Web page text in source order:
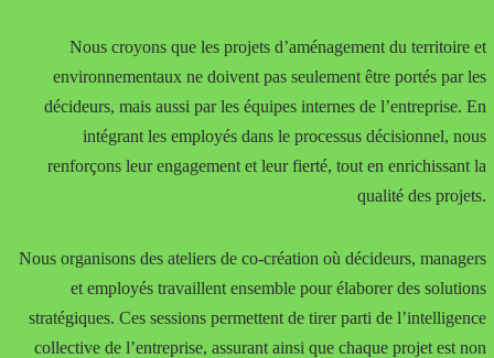
Nous croyons que les projets d’aménagement du territoire et
environnementaux ne doivent pas seulement être portés par les
décideurs, mais aussi par les équipes internes de l’entreprise. En
intégrant les employés dans le processus décisionnel, nous
renforçons leur engagement et leur fierté, tout en enrichissant la
qualité des projets.
Nous organisons des ateliers de co-création où décideurs, managers
et employés travaillent ensemble pour élaborer des solutions
stratégiques. Ces sessions permettent de tirer parti de l’intelligence
collective de l’entreprise, assurant ainsi que chaque projet est non